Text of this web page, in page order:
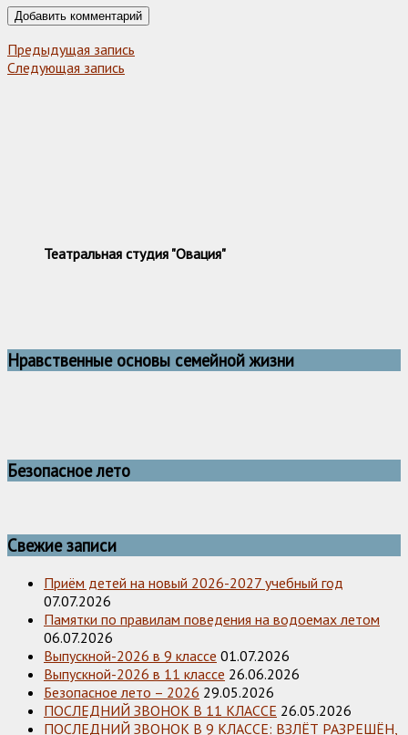
Предыдущая запись
Следующая запись
Театральная студия "Овация"
Нравственные основы семейной жизни
Безопасное лето
Свежие записи
Приём детей на новый 2026-2027 учебный год
07.07.2026
Памятки по правилам поведения на водоемах летом
06.07.2026
Выпускной-2026 в 9 классе 01.07.2026
Выпускной-2026 в 11 классе 26.06.2026
Безопасное лето – 2026 29.05.2026
ПОСЛЕДНИЙ ЗВОНОК В 11 КЛАССЕ 26.05.2026
ПОСЛЕДНИЙ ЗВОНОК В 9 КЛАССЕ: ВЗЛЁТ РАЗРЕШЁН,